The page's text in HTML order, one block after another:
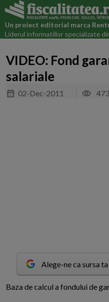
Un proiect editorial marca
Liderul informatiilor specializate
VIDEO: Fond
salariale
02-Dec-2011
Alege-ne ca sursa
Baza de calcul a fondului de